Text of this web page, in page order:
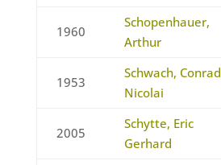
1960
Schopenhauer,
Arthur
1953
Schwach, Conrad
Nicolai
2005
Schytte, Eric
Gerhard